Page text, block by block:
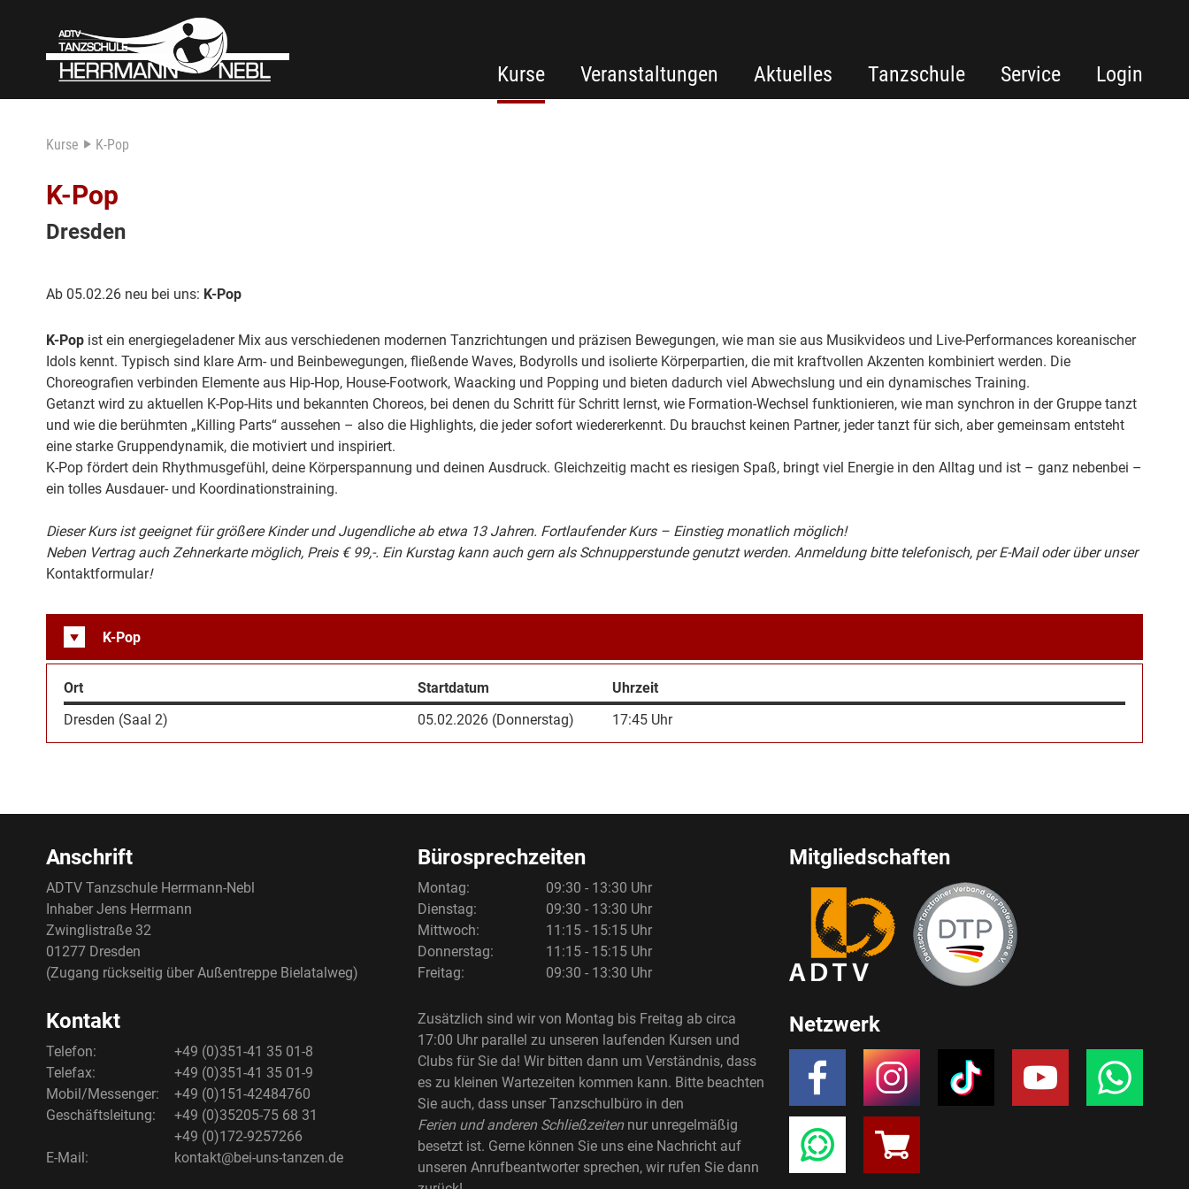
Kurse Veranstaltungen Aktuelles Tanzschule Service Login
Kurse K-Pop
K-Pop
Dresden
Ab 05.02.26 neu bei uns: K-Pop
K-Pop ist ein energiegeladener Mix aus verschiedenen modernen Tanzrichtungen und präzisen Bewegungen, wie man sie aus Musikvideos und Live-Performances koreanischer
Idols kennt. Typisch sind klare Arm- und Beinbewegungen, fließende Waves, Bodyrolls und isolierte Körperpartien, die mit kraftvollen Akzenten kombiniert werden. Die
Choreografien verbinden Elemente aus Hip-Hop, House-Footwork, Waacking und Popping und bieten dadurch viel Abwechslung und ein dynamisches Training.
Getanzt wird zu aktuellen K-Pop-Hits und bekannten Choreos, bei denen du Schritt für Schritt lernst, wie Formation-Wechsel funktionieren, wie man synchron in der Gruppe tanzt
und wie die berühmten „Killing Parts“ aussehen – also die Highlights, die jeder sofort wiedererkennt. Du brauchst keinen Partner, jeder tanzt für sich, aber gemeinsam entsteht
eine starke Gruppendynamik, die motiviert und inspiriert.
K-Pop fördert dein Rhythmusgefühl, deine Körperspannung und deinen Ausdruck. Gleichzeitig macht es riesigen Spaß, bringt viel Energie in den Alltag und ist – ganz nebenbei –
ein tolles Ausdauer- und Koordinationstraining.
Dieser Kurs ist geeignet für größere Kinder und Jugendliche ab etwa 13 Jahren. Fortlaufender Kurs – Einstieg monatlich möglich!
Neben Vertrag auch Zehnerkarte möglich, Preis € 99,-. Ein Kurstag kann auch gern als Schnupperstunde genutzt werden. Anmeldung bitte telefonisch, per E-Mail oder über unser
Kontaktformular!
K-Pop
Ort Startdatum
Uhrzeit
Dresden (Saal 2)
05.02.2026 (Donnerstag) 17:45 Uhr
Anschrift
ADTV Tanzschule Herrmann-Nebl
Inhaber Jens Herrmann
Zwinglistraße 32
01277 Dresden
(Zugang rückseitig über Außentreppe Bielatalweg)
Kontakt
Telefon:
+49 (0)351-41 35 01-8
Telefax:
+49 (0)351-41 35 01-9
Mobil/Messenger:
+49 (0)151-42484760
Geschäftsleitung:
+49 (0)35205-75 68 31
+49 (0)172-9257266
E-Mail:
kontakt@bei-uns-tanzen.de
Bürosprechzeiten
Montag:
09:30 - 13:30 Uhr
Dienstag:
09:30 - 13:30 Uhr
Mittwoch:
11:15 - 15:15 Uhr
Donnerstag:
11:15 - 15:15 Uhr
Freitag:
09:30 - 13:30 Uhr
Zusätzlich sind wir von Montag bis Freitag ab circa
17:00 Uhr parallel zu unseren laufenden Kursen und
Clubs für Sie da! Wir bitten dann um Verständnis, dass
es zu kleinen Wartezeiten kommen kann. Bitte beachten
Sie auch, dass unser Tanzschulbüro in den
Ferien und anderen Schließzeitennur unregelmäßig
besetzt ist. Gerne können Sie uns eine Nachricht auf
unseren Anrufbeantworter sprechen, wir rufen Sie dann
Mitgliedschaften
Netzwerk